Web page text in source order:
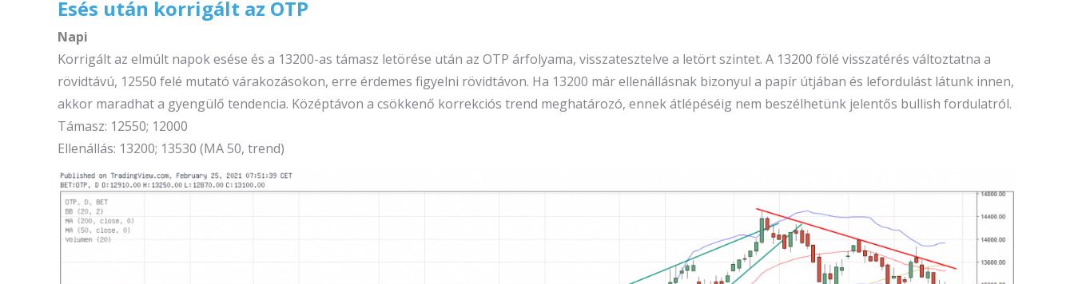
Esés után korrigált az OTP
Napi
Korrigált az elmúlt napok esése és a 13200-as támasz letörése után az OTP árfolyama, visszatesztelve a letört szintet. A 13200 fölé visszatérés változtatna a
rövidtávú, 12550 felé mutató várakozásokon, erre érdemes figyelni rövidtávon. Ha 13200 már ellenállásnak bizonyul a papír útjában és lefordulást látunk innen,
akkor maradhat a gyengülő tendencia. Középtávon a csökkenő korrekciós trend meghatározó, ennek átlépéséig nem beszélhetünk jelentős bullish fordulatról.
Támasz: 12550; 12000
Ellenállás: 13200; 13530 (MA 50, trend)